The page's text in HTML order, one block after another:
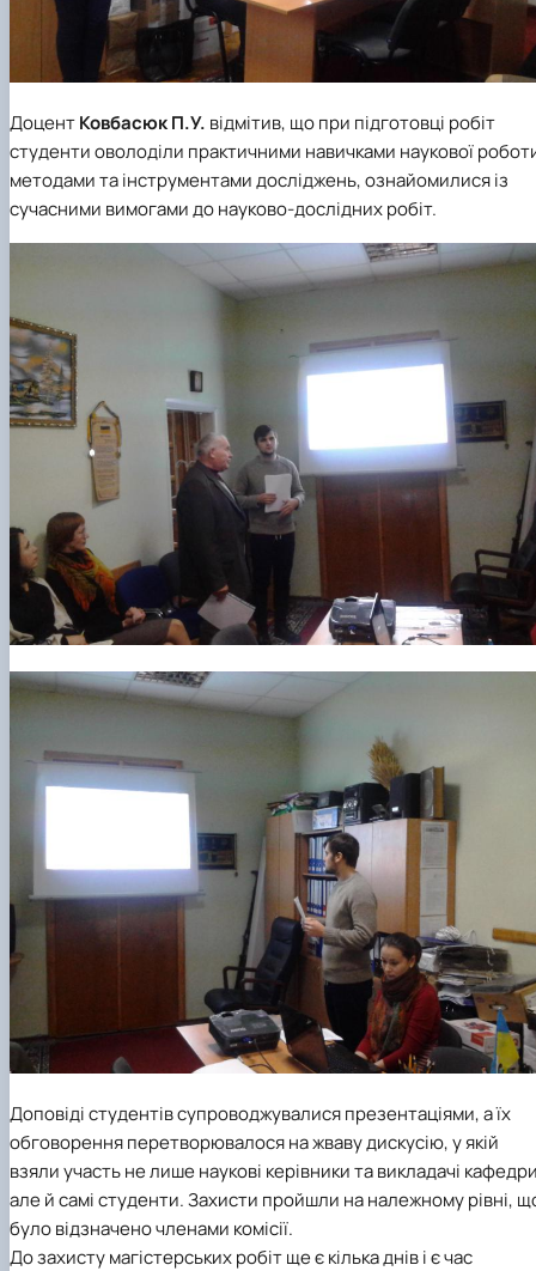
ДоцентКовбасюк П.У. відмітив, що при підготовці робіт
студенти оволоділи практичними навичками наукової
методами та інструментами досліджень, ознайомилися із
сучасними вимогами до науково-дослідних робіт.
Доповіді студентів супроводжувалися презентаціями, а їх
обговорення перетворювалося на жваву дискусію, у якій
взяли участь не лише наукові керівники та викладачі
але й самі студенти. Захисти пройшли на належному рівні,
було відзначено членами комісії.
До захисту магістерських робіт ще є кілька днів і є час